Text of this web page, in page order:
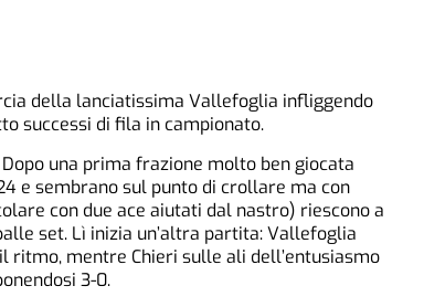
della lanciatissima Vallefoglia infliggendo
successi di fila in campionato.
una prima frazione molto ben giocata
e sembrano sul punto di crollare ma con
con due ace aiutati dal nastro) riescono a
set. Lì inizia un’altra partita: Vallefoglia
ritmo, mentre Chieri sulle ali dell’entusiasmo
3-0.